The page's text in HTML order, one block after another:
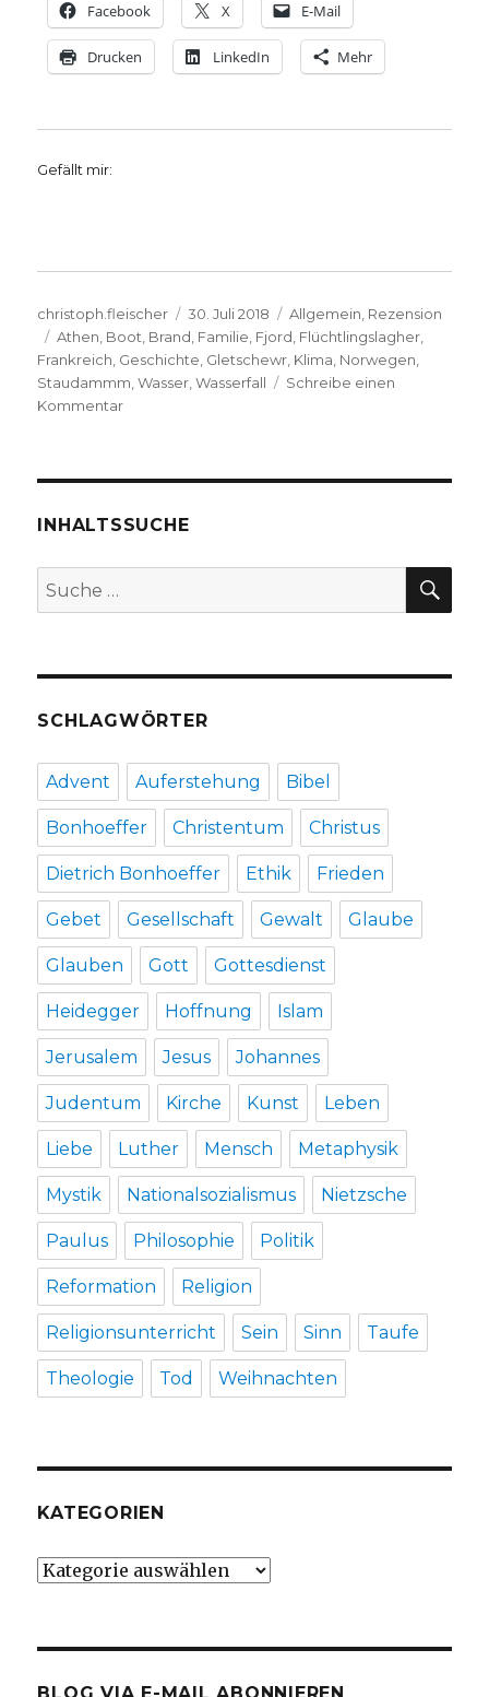
Facebook X E-Mail
Drucken LinkedIn Mehr
Gefällt mir:
Autor
christoph.fleischer
Veröffentlicht
am
30. Juli 2018 Kategorien
Allgemein Rezension
Schlagwörter
Athen Boot Brand Familie Fjord Flüchtlingslagher
Frankreich Geschichte Gletschewr Klima Norwegen
Staudammm ,Wasser ,Wasserfall
Schreibe einen
Kommentarzu
Rezension
Christoph
Welver
INHALTSSUCHE
Suche
nach:
SCHLAGWÖRTER
Advent Auferstehung Bibel
Bonhoeffer Christentum Christus
Dietrich Bonhoeffer Ethik Frieden
Gebet Gesellschaft Gewalt Glaube
Glauben Gott Gottesdienst
Heidegger Hoffnung Islam
Jerusalem Jesus Johannes
Judentum Kirche Kunst Leben
Liebe Luther Mensch Metaphysik
Mystik Nationalsozialismus Nietzsche
Paulus Philosophie Politik
Reformation Religion
Religionsunterricht Sein Sinn Taufe
Theologie Tod Weihnachten
KATEGORIEN
Kategorien